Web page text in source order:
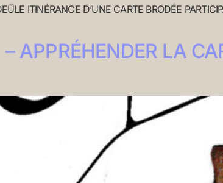
ITINÉRANCE D’UNE CARTE BRODÉE
– APPRÉHENDER LA